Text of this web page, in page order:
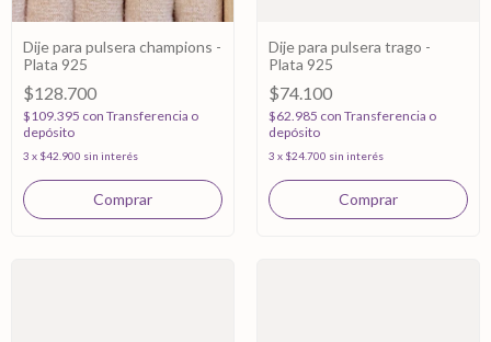
Dije para pulsera champions -
Plata 925
$128.700
$109.395 con Transferencia o
depósito
3 x $42.900 sin interés
Dije para pulsera trago -
Plata 925
$74.100
$62.985 con Transferencia o
depósito
3 x $24.700 sin interés